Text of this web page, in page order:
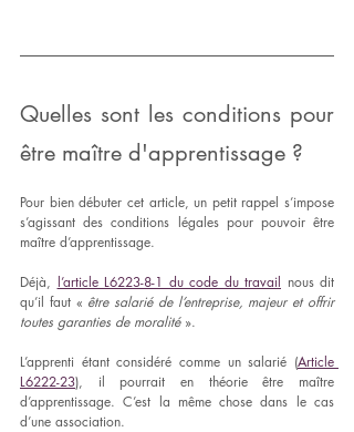
Quelles sont les conditions pour
être maître d'apprentissage ?
Pour bien débuter cet article, un petit rappel s’impose
s’agissant des conditions légales pour pouvoir être
maître d’apprentissage.
Déjà, l’article L6223-8-1 du code du travail nous dit
qu’il faut « être salarié de l’entreprise, majeur et offrir
toutes garanties de moralité ».
L’apprenti étant considéré comme un salarié (Article
L6222-23), il pourrait en théorie être maître
d’apprentissage. C’est la même chose dans le cas
d’une association.